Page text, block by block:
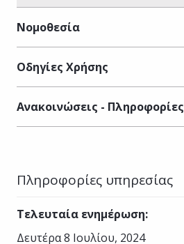
Νομοθεσία
Οδηγίες Χρήσης
Ανακοινώσεις - Πληροφορίες
Πληροφορίες υπηρεσίας
Τελευταία ενημέρωση:
Δευτέρα 8 Ιουλίου, 2024